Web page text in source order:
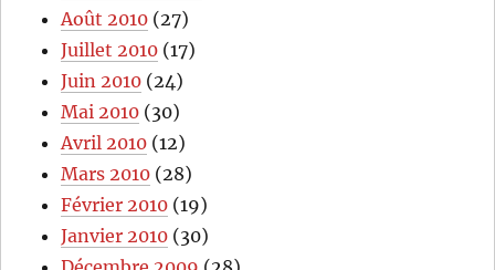
Août 2010 (27)
Juillet 2010 (17)
Juin 2010 (24)
Mai 2010 (30)
Avril 2010 (12)
Mars 2010 (28)
Février 2010 (19)
Janvier 2010 (30)